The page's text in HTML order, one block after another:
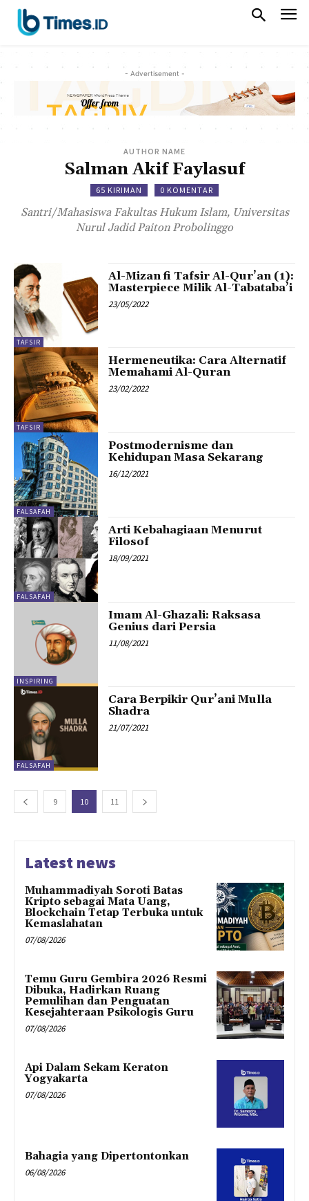
- Advertisement -
AUTHOR NAME
Salman Akif Faylasuf
65 KIRIMAN 0 KOMENTAR
Santri/Mahasiswa Fakultas Hukum Islam, Universitas
Nurul Jadid Paiton Probolinggo
TAFSIR
Al-Mizan fi Tafsir Al-Qur’an (1):
Masterpiece Milik Al-Tabataba’i
23/05/2022
TAFSIR
Hermeneutika: Cara Alternatif
Memahami Al-Quran
23/02/2022
FALSAFAH
Postmodernisme dan
Kehidupan Masa Sekarang
16/12/2021
FALSAFAH
Arti Kebahagiaan Menurut
Filosof
18/09/2021
INSPIRING
Imam Al-Ghazali: Raksasa
Genius dari Persia
11/08/2021
FALSAFAH
Cara Berpikir Qur’ani Mulla
Shadra
21/07/2021
9 10 11
Latest news
Muhammadiyah Soroti Batas
Kripto sebagai Mata Uang,
Blockchain Tetap Terbuka untuk
Kemaslahatan
07/08/2026
Temu Guru Gembira 2026 Resmi
Dibuka, Hadirkan Ruang
Pemulihan dan Penguatan
Kesejahteraan Psikologis Guru
07/08/2026
Api Dalam Sekam Keraton
Yogyakarta
07/08/2026
Bahagia yang Dipertontonkan
06/08/2026